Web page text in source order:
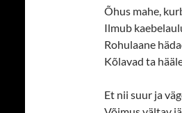
Õhus mahe,
Ilmub
Rohulaane
Kõlavad ta
Et nii suur ja